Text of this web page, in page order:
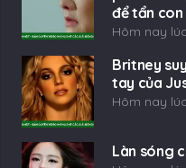
để tẩn
Hôm nay
Britney
tay của
Hôm nay
Làn sóng